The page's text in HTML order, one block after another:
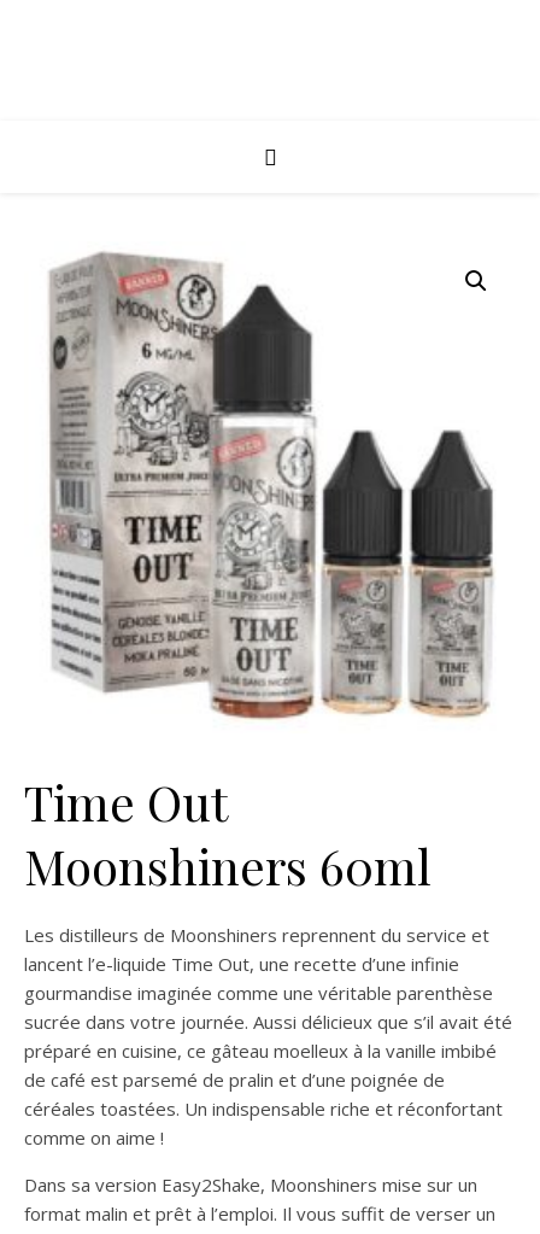
Time Out
Moonshiners 60ml
Les distilleurs de Moonshiners reprennent du service et
lancent l’e-liquide Time Out, une recette d’une infinie
gourmandise imaginée comme une véritable parenthèse
sucrée dans votre journée. Aussi délicieux que s’il avait été
préparé en cuisine, ce gâteau moelleux à la vanille imbibé
de café est parsemé de pralin et d’une poignée de
céréales toastées. Un indispensable riche et réconfortant
comme on aime !
Dans sa version Easy2Shake, Moonshiners mise sur un
format malin et prêt à l’emploi. Il vous suffit de verser un